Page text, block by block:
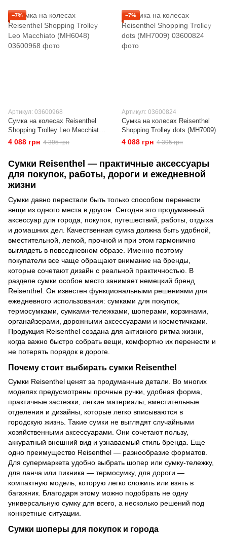
−7%
Артикул: 03600968
Сумка на колесах Reisenthel
Shopping Trolley Leo Macchiato
(MH6048)
4 088 грн 4 395 грн
−7%
Артикул: 03600824
Сумка на колесах Reisenthel
Shopping Trolley dots (MH7009)
4 088 грн 4 395 грн
Сумки Reisenthel — практичные аксессуары
для покупок, работы, дороги и ежедневной
жизни
Сумки давно перестали быть только способом перенести
вещи из одного места в другое. Сегодня это продуманный
аксессуар для города, покупок, путешествий, работы, отдыха
и домашних дел. Качественная сумка должна быть удобной,
вместительной, легкой, прочной и при этом гармонично
выглядеть в повседневном образе. Именно поэтому
покупатели все чаще обращают внимание на бренды,
которые сочетают дизайн с реальной практичностью. В
разделе сумки особое место занимает немецкий бренд
Reisenthel. Он известен функциональными решениями для
ежедневного использования: сумками для покупок,
термосумками, сумками-тележками, шоперами, корзинами,
органайзерами, дорожными аксессуарами и косметичками.
Продукция Reisenthel создана для активного ритма жизни,
когда важно быстро собрать вещи, комфортно их перенести и
не потерять порядок в дороге.
Почему стоит выбирать сумки Reisenthel
Сумки Reisenthel ценят за продуманные детали. Во многих
моделях предусмотрены прочные ручки, удобная форма,
практичные застежки, легкие материалы, вместительные
отделения и дизайны, которые легко вписываются в
городскую жизнь. Такие сумки не выглядят случайными
хозяйственными аксессуарами. Они сочетают пользу,
аккуратный внешний вид и узнаваемый стиль бренда. Еще
одно преимущество Reisenthel — разнообразие форматов.
Для супермаркета удобно выбрать шопер или сумку-тележку,
для ланча или пикника — термосумку, для дороги —
компактную модель, которую легко сложить или взять в
багажник. Благодаря этому можно подобрать не одну
универсальную сумку для всего, а несколько решений под
конкретные ситуации.
Сумки шоперы для покупок и города